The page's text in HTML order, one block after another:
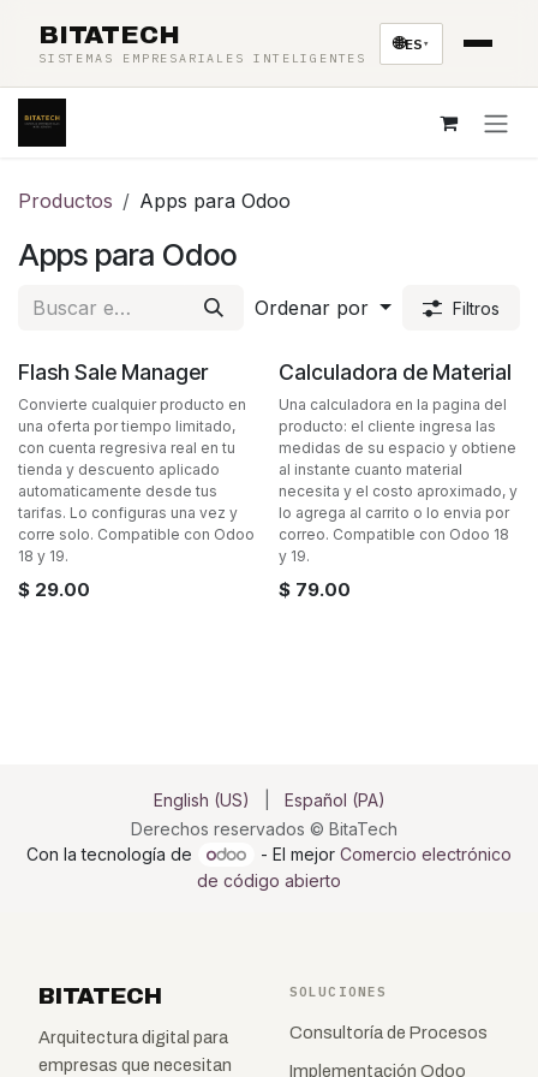
BITATECH
SISTEMAS EMPRESARIALES INTELIGENTES
🌐ES▾
Productos Apps para Odoo
Apps para Odoo
Ordenar por Filtros
Flash Sale Manager
Convierte cualquier producto en
una oferta por tiempo limitado,
con cuenta regresiva real en tu
tienda y descuento aplicado
automaticamente desde tus
tarifas. Lo configuras una vez y
corre solo. Compatible con Odoo
18 y 19.
$ 29.00
Calculadora de Material
Una calculadora en la pagina del
producto: el cliente ingresa las
medidas de su espacio y obtiene
al instante cuanto material
necesita y el costo aproximado, y
lo agrega al carrito o lo envia por
correo. Compatible con Odoo 18
y 19.
$ 79.00
Derechos reservados © BitaTech
English (US) Español (PA)
Con la tecnología de - El mejor Comercio electrónico
de código abierto
BITATECH
Arquitectura digital para
empresas que necesitan
SOLUCIONES
Consultoría de Procesos
Implementación Odoo